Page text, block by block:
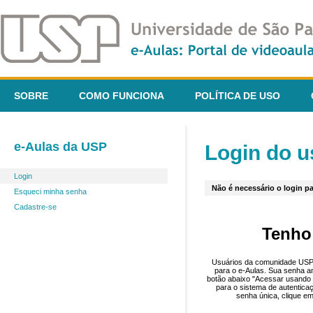
SOBRE COMO FUNCIONA POLÍTICA DE USO
e-Aulas da USP
Login
Esqueci minha senha
Cadastre-se
Login do
Não é necessário o login
Usuários da comunidade
para o e-Aulas. Sua senha
botão abaixo "Acessar
para o sistema de
senha única, clique